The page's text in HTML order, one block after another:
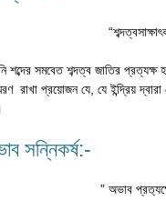
শব্দের সমবেত শব্দত্ব জাতির প্রত্যক্ষ
রাখা প্রয়োজন যে, যে ইন্দ্রিয়
সন্নিকর্ষ:-
” অভাব